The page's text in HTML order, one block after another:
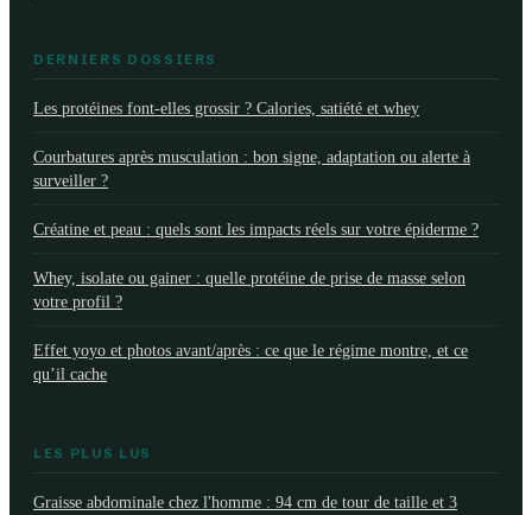
DERNIERS DOSSIERS
Les protéines font-elles grossir ? Calories, satiété et whey
Courbatures après musculation : bon signe, adaptation ou alerte à
surveiller ?
Créatine et peau : quels sont les impacts réels sur votre épiderme ?
Whey, isolate ou gainer : quelle protéine de prise de masse selon
votre profil ?
Effet yoyo et photos avant/après : ce que le régime montre, et ce
qu’il cache
LES PLUS LUS
Graisse abdominale chez l'homme : 94 cm de tour de taille et 3